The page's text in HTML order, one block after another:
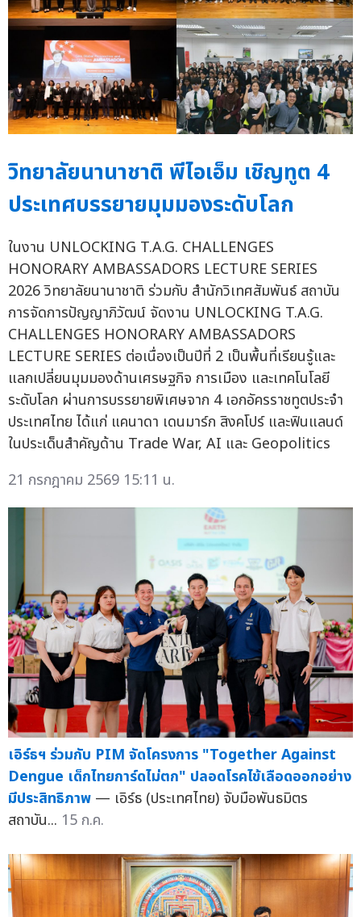
วิทยาลัยนานาชาติ พีไอเอ็ม เชิญทูต 4
ประเทศบรรยายมุมมองระดับโลก
ในงาน UNLOCKING T.A.G. CHALLENGES
HONORARY AMBASSADORS LECTURE SERIES
2026 วิทยาลัยนานาชาติ ร่วมกับ สำนักวิเทศสัมพันธ์ สถาบัน
การจัดการปัญญาภิวัฒน์ จัดงาน UNLOCKING T.A.G.
CHALLENGES HONORARY AMBASSADORS
LECTURE SERIES ต่อเนื่องเป็นปีที่ 2 เป็นพื้นที่เรียนรู้และ
แลกเปลี่ยนมุมมองด้านเศรษฐกิจ การเมือง และเทคโนโลยี
ระดับโลก ผ่านการบรรยายพิเศษจาก 4 เอกอัครราชทูตประจำ
ประเทศไทย ได้แก่ แคนาดา เดนมาร์ก สิงคโปร์ และฟินแลนด์
ในประเด็นสำคัญด้าน Trade War, AI และ Geopolitics
21 กรกฎาคม 2569 15:11 น.
เอิร์ธฯ ร่วมกับ PIM จัดโครงการ "Together Against
Dengue เด็กไทยการ์ดไม่ตก" ปลอดโรคไข้เลือดออกอย่าง
มีประสิทธิภาพ — เอิร์ธ (ประเทศไทย) จับมือพันธมิตร
สถาบัน... 15 ก.ค.